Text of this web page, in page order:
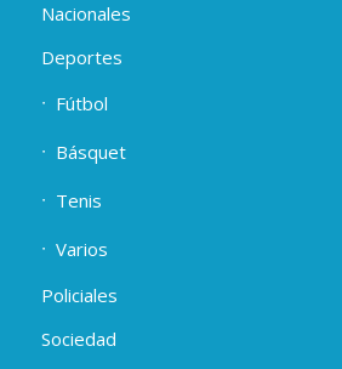
Nacionales
Deportes
Fútbol
Básquet
Tenis
Varios
Policiales
Sociedad